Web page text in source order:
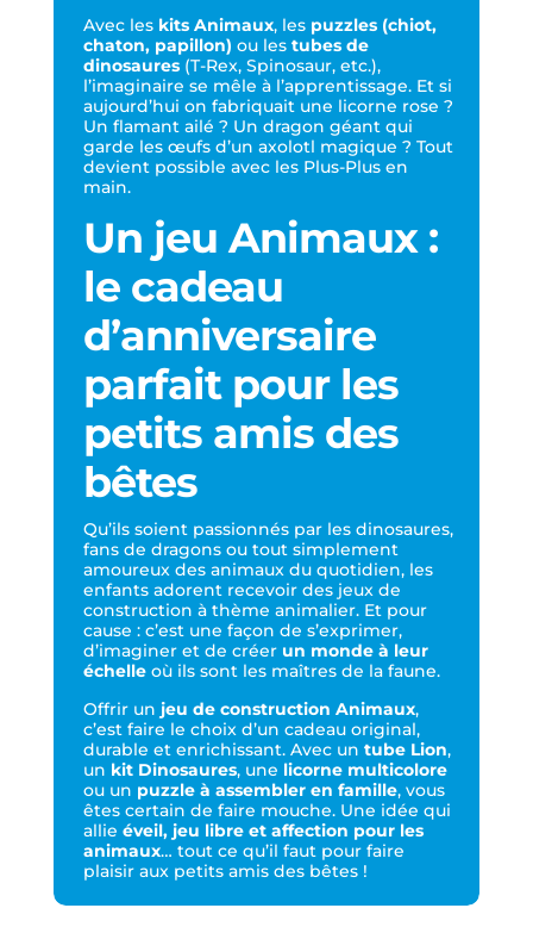
Avec les kits Animaux, les puzzles (chiot,
chaton, papillon) ou les tubes de
dinosaures(T-Rex, Spinosaur, etc.),
l’imaginaire se mêle à l’apprentissage. Et si
aujourd’hui on fabriquait une licorne rose ?
Un flamant ailé ? Un dragon géant qui
garde les œufs d’un axolotl magique ? Tout
devient possible avec les Plus-Plus en
main.
Un jeu Animaux :
le cadeau
d’anniversaire
parfait pour les
petits amis des
bêtes
Qu’ils soient passionnés par les dinosaures,
fans de dragons ou tout simplement
amoureux des animaux du quotidien, les
enfants adorent recevoir des jeux de
construction à thème animalier. Et pour
cause : c’est une façon de s’exprimer,
d’imaginer et de créer un monde à leur
échelleoù ils sont les maîtres de la faune.
Offrir un jeu de construction Animaux,
c’est faire le choix d’un cadeau original,
durable et enrichissant. Avec un tube Lion,
un kit Dinosaures, une licorne multicolore
ou un puzzle à assembler en famille, vous
êtes certain de faire mouche. Une idée qui
allie éveil, jeu libre et affection pour les
animaux… tout ce qu’il faut pour faire
plaisir aux petits amis des bêtes !